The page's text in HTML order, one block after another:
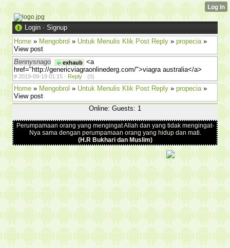
Login · Signup
Home » Mengobrol » Untuk Menulis Klik Post Reply » propecia»
View post
Bennysnago
exhaub <a
href="http://genericviagraonlinederg.com/">viagra australia</a>
# 2019-09-19 01:15 · Reply · (0)
Home » Mengobrol » Untuk Menulis Klik Post Reply » propecia»
View post
Online: Guests: 1
Perumpamaan orang yang mengingat Allah dan yang tidak mengingat-
Nya sama dengan perumpamaan orang yang hidup dan mati.
(H.R Bukhari dan Muslim)